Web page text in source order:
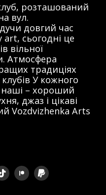
розташований
вул.
довгий час
сьогодні це
вільної
Атмосфера
традиціях
У кожного
наші – хороший
джаз і цікаві
Vozdvizhenka Arts